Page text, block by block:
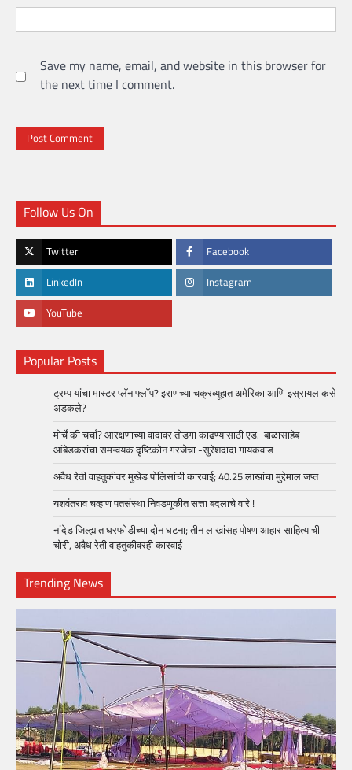
Save my name, email, and website in this browser for
the next time I comment.
Follow Us On
Twitter Facebook
LinkedIn Instagram
YouTube
Popular Posts
ट्रम्प यांचा मास्टर प्लॅन फ्लॉप? इराणच्या चक्रव्यूहात अमेरिका आणि इस्रायल कसे
अडकले?
मोर्चे की चर्चा? आरक्षणाच्या वादावर तोडगा काढण्यासाठी एड. बाळासाहेब
आंबेडकरांचा समन्वयक दृष्टिकोन गरजेचा -सुरेशदादा गायकवाड
अवैध रेती वाहतुकीवर मुखेड पोलिसांची कारवाई; 40.25 लाखांचा मुद्देमाल जप्त
यशवंतराव चव्हाण पतसंस्था निवडणूकीत सत्ता बदलाचे वारे !
नांदेड जिल्ह्यात घरफोडीच्या दोन घटना; तीन लाखांसह पोषण आहार साहित्याची
चोरी, अवैध रेती वाहतुकीवरही कारवाई
Trending News